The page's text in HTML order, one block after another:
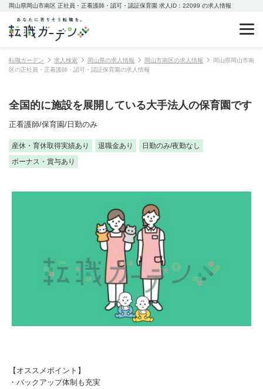
岡山県岡山市南区 正社員・正看護師・認可・認証保育園 求人ID：22099 の求人情報
転職ガーデン 求人検索 岡山県の求人情報 岡山市南区の求人情報
岡山県岡山市南
区の正社員・正看護師・認可・認証保育園の求人情報
全国的に施設を展開している大手法人の保育園です
正看護師/保育園/日勤のみ
産休・育休取得実績あり 退職金あり
日勤のみ/夜勤なし
ボーナス・賞与あり
【オススメポイント】
・バックアップ体制も充実